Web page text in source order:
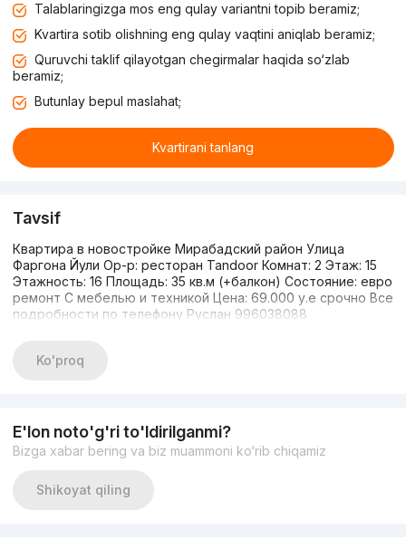
Talablaringizga mos eng qulay variantni topib beramiz;
Kvartira sotib olishning eng qulay vaqtini aniqlab beramiz;
Quruvchi taklif qilayotgan chegirmalar haqida so‘zlab
beramiz;
Butunlay bepul maslahat;
Kvartirani tanlang
Tavsif
Квартира в новостройке Мирабадский район Улица
Фаргона Йули Ор-р: ресторан Tandoor Комнат: 2 Этаж: 15
Этажность: 16 Площадь: 35 кв.м (+балкон) Состояние: евро
ремонт С мебелью и техникой Цена: 69.000 у.е срочно Все
подробности по телефону Руслан 996038088
Ko'proq
E'lon noto'g'ri to'ldirilganmi?
Bizga xabar bering va biz muammoni ko‘rib chiqamiz
Shikoyat qiling